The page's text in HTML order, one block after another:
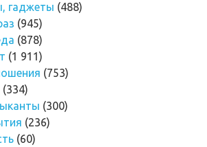
гаджеты (488)
(945)
(878)
(1 911)
(753)
(334)
(300)
(236)
(60)